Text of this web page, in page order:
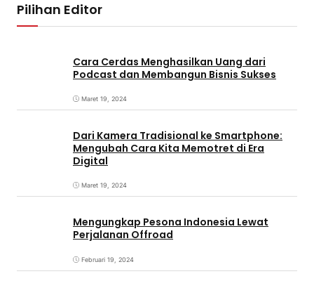
Pilihan Editor
Cara Cerdas Menghasilkan Uang dari
Podcast dan Membangun Bisnis Sukses
Maret 19, 2024
Dari Kamera Tradisional ke Smartphone:
Mengubah Cara Kita Memotret di Era
Digital
Maret 19, 2024
Mengungkap Pesona Indonesia Lewat
Perjalanan Offroad
Februari 19, 2024